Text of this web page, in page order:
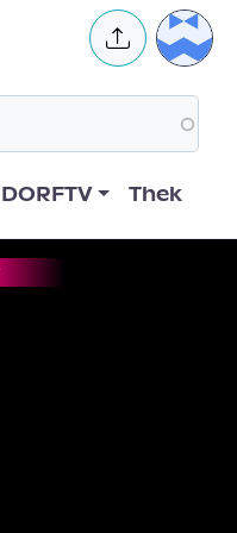
User
DORFTV Thek